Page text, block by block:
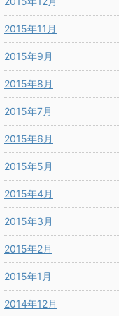
2015年11月
2015年9月
2015年8月
2015年7月
2015年6月
2015年5月
2015年4月
2015年3月
2015年2月
2015年1月
2014年12月